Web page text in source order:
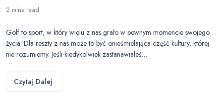
2 mins read
Golf to sport, w który wielu z nas grało w pewnym momencie swojego
życia. Dla reszty z nas może to być onieśmielająca część kultury, której
nie rozumiemy. Jeśli kiedykolwiek zastanawiałeś…
Czytaj Dalej